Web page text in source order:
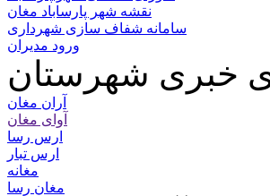
نقشه شهر پارساباد مغان
سامانه شفاف سازی شهرداری
ورود مدیران
خبری شهرستان
آران مغان
آوای مغان
ارس رسا
ارس تبار
مغانه
مغان رسا